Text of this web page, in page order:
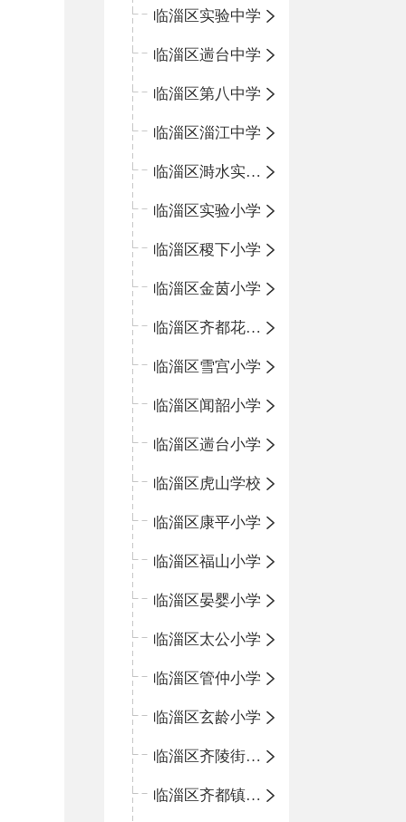
临淄区实验中学
临淄区遄台中学
临淄区第八中学
临淄区淄江中学
临淄区溡水实验学校
临淄区实验小学
临淄区稷下小学
临淄区金茵小学
临淄区齐都花园小学
临淄区雪宫小学
临淄区闻韶小学
临淄区遄台小学
临淄区虎山学校
临淄区康平小学
临淄区福山小学
临淄区晏婴小学
临淄区太公小学
临淄区管仲小学
临淄区玄龄小学
临淄区齐陵街道中心学校
临淄区齐都镇中心学校